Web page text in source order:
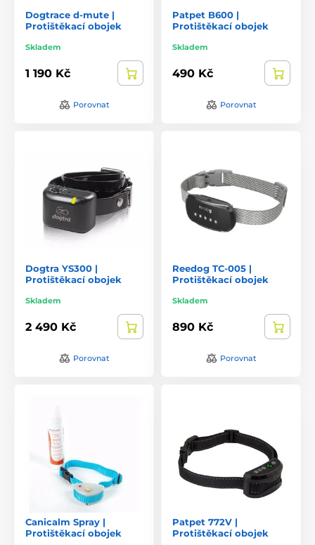
Dogtrace d-mute |
Protištěkací obojek
Skladem
1 190 Kč
Porovnat
Patpet B600 |
Protištěkací obojek
Skladem
490 Kč
Porovnat
Dogtra YS300 |
Protištěkací obojek
Skladem
2 490 Kč
Porovnat
Reedog TC-005 |
Protištěkací obojek
Skladem
890 Kč
Porovnat
Canicalm Spray |
Protištěkací obojek
Patpet 772V |
Protištěkací obojek